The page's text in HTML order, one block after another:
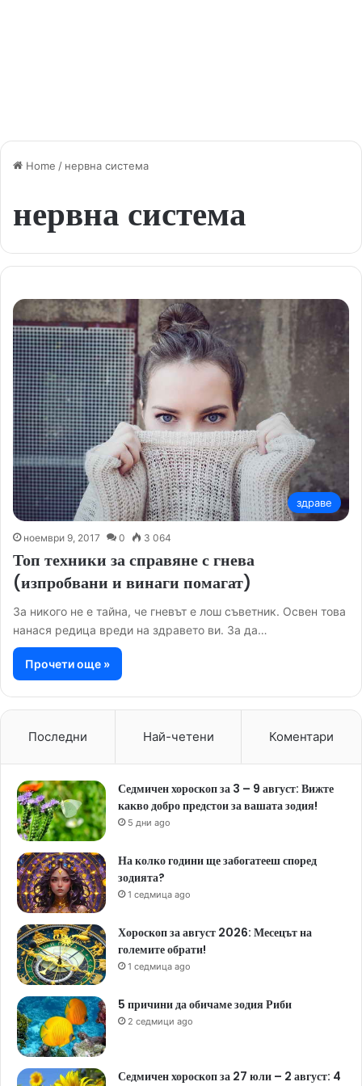
Home / нервна система
нервна система
здраве
ноември 9, 2017 0 3 064
Топ техники за справяне с гнева
(изпробвани и винаги помагат)
За никого не е тайна, че гневът е лош съветник. Освен това
нанася редица вреди на здравето ви. За да…
Прочети още »
Последни Най-четени Коментари
Седмичен хороскоп за 3 – 9 август: Вижте
какво добро предстои за вашата зодия!
5 дни ago
На колко години ще забогатееш според
зодията?
1 седмица ago
Хороскоп за август 2026: Месецът на
големите обрати!
1 седмица ago
5 причини да обичаме зодия Риби
2 седмици ago
Седмичен хороскоп за 27 юли – 2 август: 4